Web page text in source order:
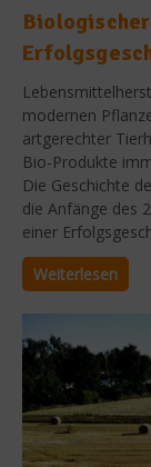
modernen
artgerechter
Bio-Produkte
Die Geschichte
die Anfänge des
einer
Weiterlesen